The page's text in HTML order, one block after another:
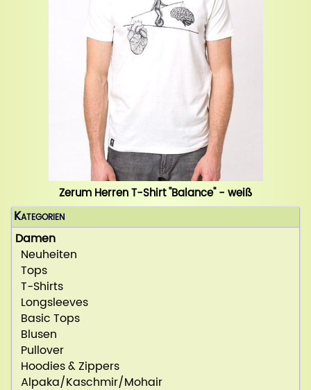
Zerum Herren T-Shirt "Balance" - weiß
Kategorien
Damen
Neuheiten
Tops
T-Shirts
Longsleeves
Basic Tops
Blusen
Pullover
Hoodies & Zippers
Alpaka/Kaschmir/Mohair